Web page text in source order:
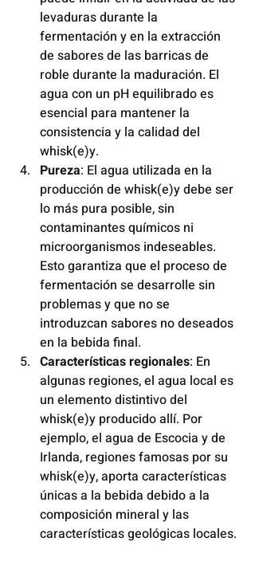
levaduras durante la
fermentación y en la extracción
de sabores de las barricas de
roble durante la maduración. El
agua con un pH equilibrado es
esencial para mantener la
consistencia y la calidad del
whisk(e)y.
Pureza: El agua utilizada en la
producción de whisk(e)y debe ser
lo más pura posible, sin
contaminantes químicos ni
microorganismos indeseables.
Esto garantiza que el proceso de
fermentación se desarrolle sin
problemas y que no se
introduzcan sabores no deseados
en la bebida final.
Características regionales: En
algunas regiones, el agua local es
un elemento distintivo del
whisk(e)y producido allí. Por
ejemplo, el agua de Escocia y de
Irlanda, regiones famosas por su
whisk(e)y, aporta características
únicas a la bebida debido a la
composición mineral y las
características geológicas locales.